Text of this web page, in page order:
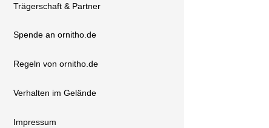
Trägerschaft & Partner
Spende an ornitho.de
Regeln von ornitho.de
Verhalten im Gelände
Impressum